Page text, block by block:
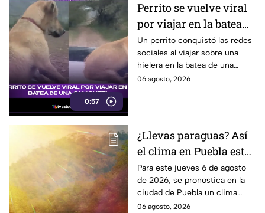
0:57
Perrito se vuelve viral
por viajar en la batea
de una camioneta
Un perrito conquistó las redes
sociales al viajar sobre una
hielera en la batea de una
camioneta y mantener el
06 agosto, 2026
¿Llevas paraguas? Así
el clima en Puebla este
jueves 6 de agosto de
2026
Para este jueves 6 de agosto
de 2026, se pronostica en la
ciudad de Puebla un clima
cálido con bajas probabilidades
06 agosto, 2026